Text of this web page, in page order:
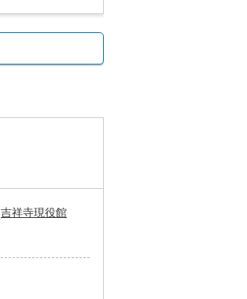
吉祥寺現役館